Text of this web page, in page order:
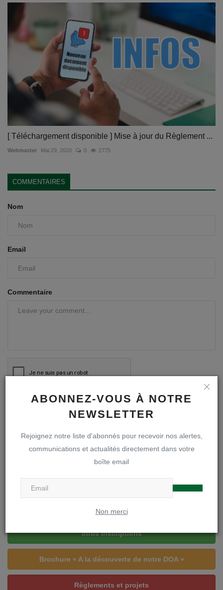
ABONNEZ-VOUS À NOTRE
NEWSLETTER
Rejoignez notre liste d'abonnés pour recevoir nos alertes,
communications et actualités directement dans votre
boîte email
Non merci
[ Téléchargement disponible ] Mise à jour du Règlement ...
Webmaster Mai 29, 2020 0 2775
COMMENTAIRES
Nom
Email
Commentaire
Poster le commentaire
Inscriptions en première secondaire
Infos inscriptions
Brochure « A la découverte de notre DOA »
Règlements et projets